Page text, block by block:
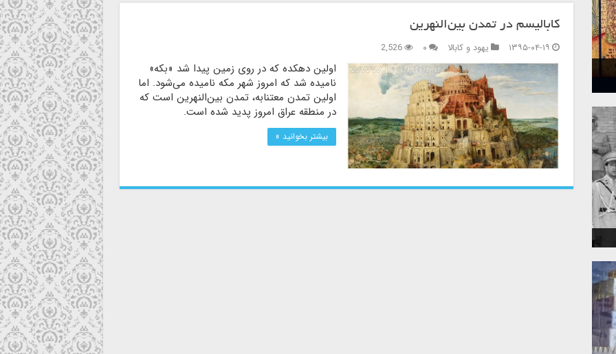
کابالیسم در تمدن بین‌النهرین
۱۳۹۵-۰۴-۱۹
یهود و کابالا ۰ 2,526
اولین دهکده که در روی زمین پیدا شد «بکه»
نامیده شد که امروز شهر مکه نامیده می‌شود. اما
اولین تمدن معتنابه، تمدن بین‌النهرین است که
در منطقه عراق امروز پدید شده است.
بیشتر بخوانید »